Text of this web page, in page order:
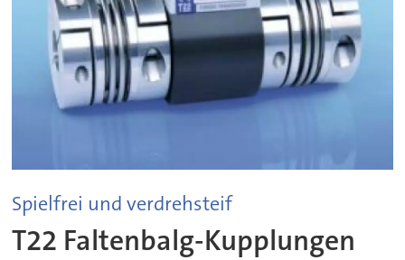
Spielfrei und verdrehsteif
T22 Faltenbalg-Kupplungen